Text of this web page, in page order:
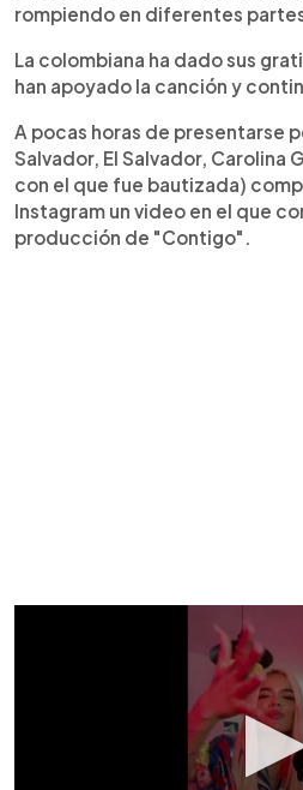
rompiendo en diferentes
La colombiana ha dado sus
han apoyado la canción y
A pocas horas de presentarse
Salvador, El Salvador, Carolina
con el que fue bautizada)
Instagram un video en el que
producción de "Contigo".